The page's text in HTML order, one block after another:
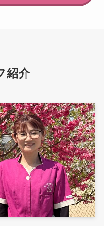
紹介